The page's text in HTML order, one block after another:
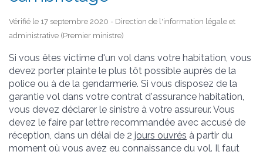
Vérifié le 17 septembre 2020 - Direction de l'information légale et
administrative (Premier ministre)
Si vous êtes victime d'un vol dans votre habitation, vous
devez porter plainte le plus tôt possible auprès de la
police ou à de la gendarmerie. Si vous disposez de la
garantie vol dans votre contrat d'assurance habitation,
vous devez déclarer le sinistre à votre assureur. Vous
devez le faire par lettre recommandée avec accusé de
réception, dans un délai de 2 jours ouvrés à partir du
moment où vous avez eu connaissance du vol. Il faut